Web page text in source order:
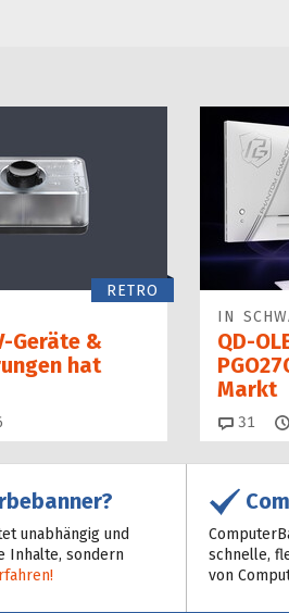
RETRO
Geräte &
hat
IN
QD-
Markt
31
unabhängig und
Inhalte, sondern
schnelle,
von